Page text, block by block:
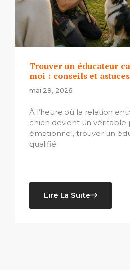
Trouver un éducateur
moi : conseils et astuces
mai 29, 2026
À l’heure où la relation
chien devient un véritable
émotionnel, trouver un
qualifié
Lire La Suite